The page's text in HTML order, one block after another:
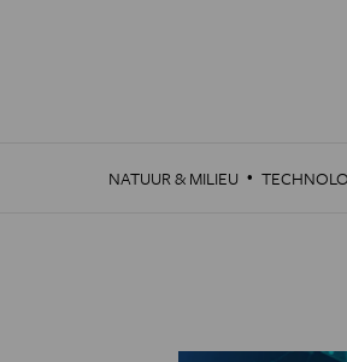
NATUUR & MILIEU ·